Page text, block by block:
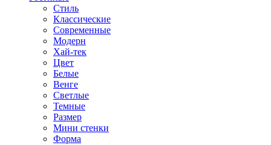
Стиль
Классические
Современные
Модерн
Хай-тек
Цвет
Белые
Венге
Светлые
Темные
Размер
Мини стенки
Форма